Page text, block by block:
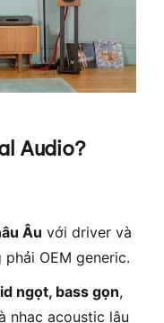
Audio?
Âu với driver và
OEM generic.
ngọt, bass gọn,
nhạc acoustic lâu